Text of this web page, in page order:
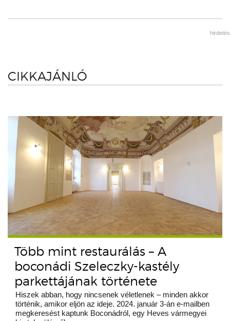
hirdetés
CIKKAJÁNLÓ
Több mint restaurálás – A
boconádi Szeleczky-kastély
parkettájának története
Hiszek abban, hogy nincsenek véletlenek – minden akkor
történik, amikor eljön az ideje. 2024. január 3-án e-mailben
megkeresést kaptunk Boconádról, egy Heves vármegyei